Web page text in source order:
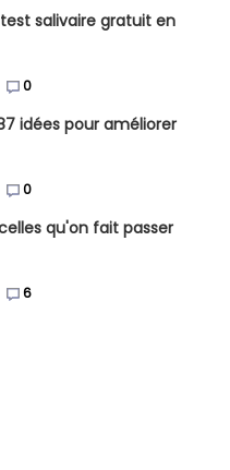
salivaire gratuit en
0
idées pour améliorer
0
qu'on fait passer
6